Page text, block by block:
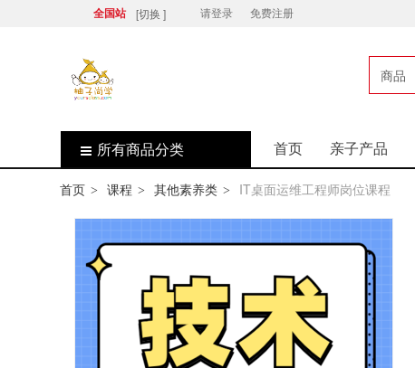
全国站 [切换 ] 请登录 免费注册
商品
所有商品分类 首页 亲子产品
首页 > 课程 > 其他素养类 > IT桌面运维工程师岗位课程